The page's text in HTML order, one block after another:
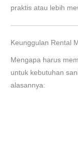
praktis atau lebih
Keunggulan Rental
Mengapa harus
untuk kebutuhan
alasannya: